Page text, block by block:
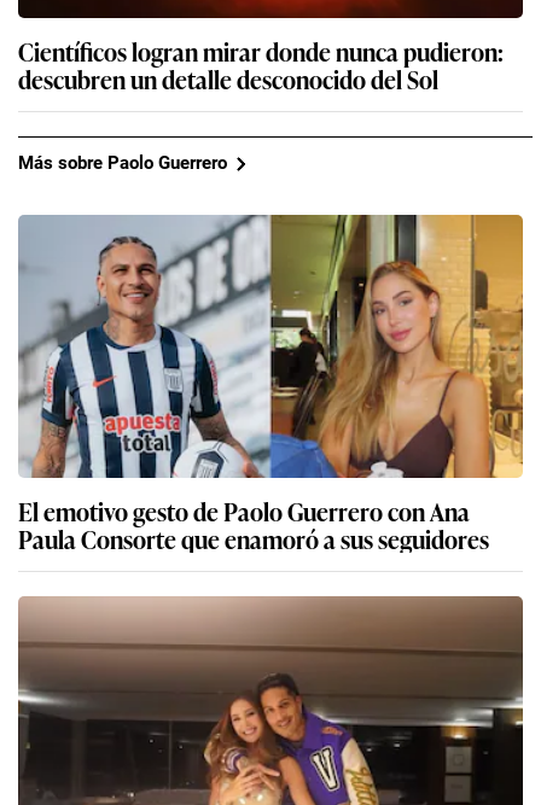
Científicos logran mirar donde nunca pudieron:
descubren un detalle desconocido del Sol
Más sobre Paolo Guerrero
El emotivo gesto de Paolo Guerrero con Ana
Paula Consorte que enamoró a sus seguidores